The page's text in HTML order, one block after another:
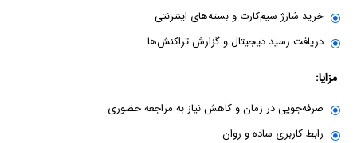
خرید شارژ سیم‌کارت و بسته‌های اینترنتی
دریافت رسید دیجیتال و گزارش تراکنش‌ها
مزایا:
صرفه‌جویی در زمان و کاهش نیاز به مراجعه حضوری
رابط کاربری ساده و روان